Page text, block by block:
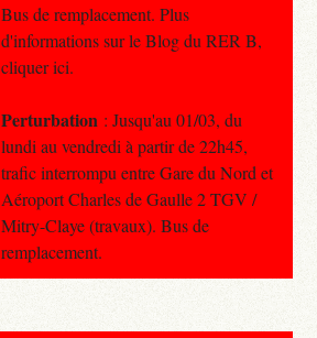
Bus de remplacement. Plus
d'informations sur le Blog du RER B,
cliquer ici.
Perturbation : Jusqu'au 01/03, du
lundi au vendredi à partir de 22h45,
trafic interrompu entre Gare du Nord et
Aéroport Charles de Gaulle 2 TGV /
Mitry-Claye (travaux). Bus de
remplacement.